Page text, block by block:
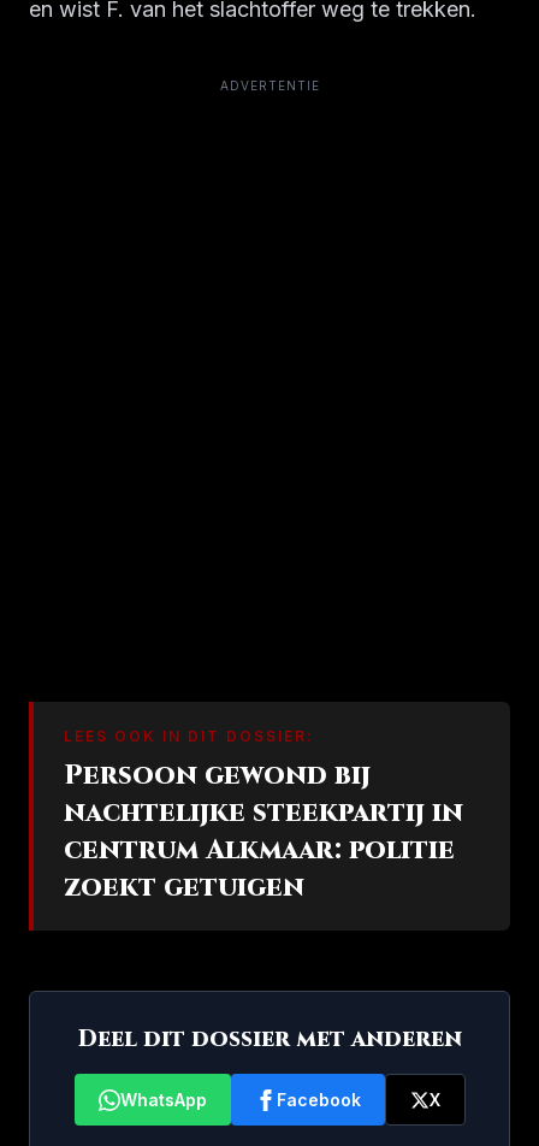
en wist F. van het slachtoffer weg te trekken.
ADVERTENTIE
LEES OOK IN DIT DOSSIER:
Persoon gewond bij
nachtelijke steekpartij in
centrum Alkmaar: politie
zoekt getuigen
Deel dit dossier met anderen
WhatsApp Facebook X